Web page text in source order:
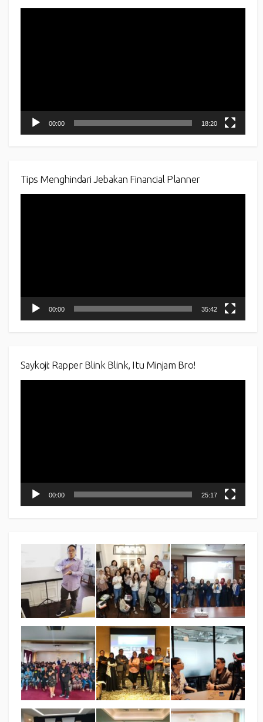
00:00 18:20
Tips Menghindari Jebakan Financial Planner
00:00 35:42
Saykoji: Rapper Blink Blink, Itu Minjam Bro!
00:00 25:17